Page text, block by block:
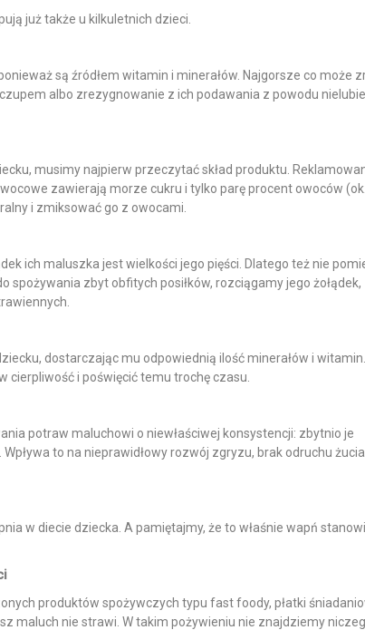
już także u kilkuletnich dzieci.
są źródłem witamin i minerałów. Najgorsze co może
albo zrezygnowanie z ich podawania z powodu
musimy najpierw przeczytać skład produktu.
zawierają morze cukru i tylko parę procent owoców (ok.
i zmiksować go z owocami.
ich maluszka jest wielkości jego pięści. Dlatego też nie
spożywania zbyt obfitych posiłków, rozciągamy jego żołądek,
dostarczając mu odpowiednią ilość minerałów i witamin.
cierpliwość i poświęcić temu trochę czasu.
potraw maluchowi o niewłaściwej konsystencji: zbytnio je
to na nieprawidłowy rozwój zgryzu, brak odruchu
w diecie dziecka. A pamiętajmy, że to właśnie wapń stanowi
produktów spożywczych typu fast foody, płatki
maluch nie strawi. W takim pożywieniu nie znajdziemy